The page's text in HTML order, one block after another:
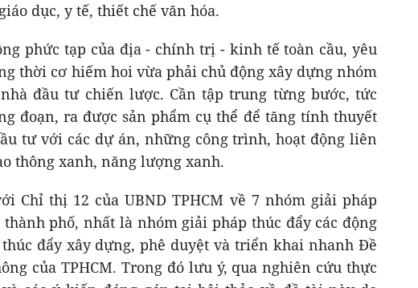
dục, y tế, thiết chế văn hóa.
phức tạp của địa - chính trị - kinh tế toàn cầu, yêu
thời cơ hiếm hoi vừa phải chủ động xây dựng nhóm
đầu tư chiến lược. Cần tập trung từng bước, tức
đoạn, ra được sản phẩm cụ thể để tăng tính thuyết
tư với các dự án, những công trình, hoạt động liên
thông xanh, năng lượng xanh.
Chỉ thị 12 của UBND TPHCM về 7 nhóm giải pháp
phố, nhất là nhóm giải pháp thúc đẩy các động
đẩy xây dựng, phê duyệt và triển khai nhanh Đề
của TPHCM. Trong đó lưu ý, qua nghiên cứu thực